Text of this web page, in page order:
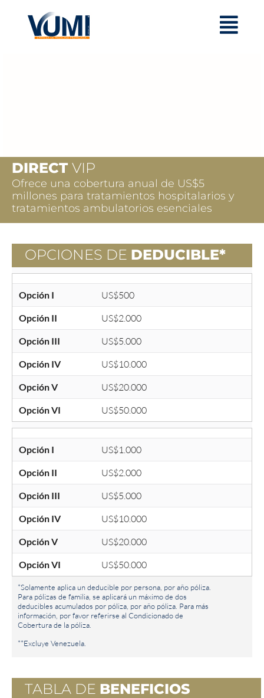
DIRECT VIP
Ofrece una cobertura anual de US$5
millones para tratamientos hospitalarios y
tratamientos ambulatorios esenciales
OPCIONES DE DEDUCIBLE*
Opción I US$500
Opción II US$2.000
Opción III US$5.000
Opción IV US$10.000
Opción V US$20.000
Opción VI US$50.000
Opción I US$1.000
Opción II US$2.000
Opción III US$5.000
Opción IV US$10.000
Opción V US$20.000
Opción VI US$50.000
*Solamente aplica un deducible por persona, por año póliza.
Para pólizas de familia, se aplicará un máximo de dos
deducibles acumulados por póliza, por año póliza. Para más
información, por favor referirse al Condicionado de
Cobertura de la póliza.
**Excluye Venezuela.
TABLA DE BENEFICIOS